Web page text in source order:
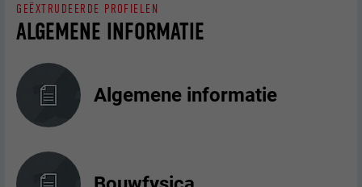
ALGEMENE INFORMATIE
GEËXTRUDEERDE PROFIELEN
Algemene informatie